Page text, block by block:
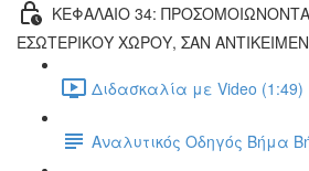
ΚΕΦΑΛΑΙΟ 34:
ΕΣΩΤΕΡΙΚΟΥ ΧΩΡΟΥ, ΣΑΝ
Διδασκαλία με Video (1:49)
Αναλυτικός Οδηγός Βήμα